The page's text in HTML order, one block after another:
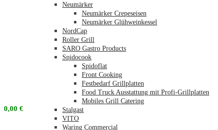
0,00 €
Neumärker
Neumärker Crepeseisen
Neumärker Glühweinkessel
NordCap
Roller Grill
SARO Gastro Products
Spidocook
Spidoflat
Front Cooking
Festbedarf Grillplatten
Food Truck Ausstattung mit Profi-Grillplatten
Mobiles Grill Catering
Stalgast
VITO
Waring Commercial